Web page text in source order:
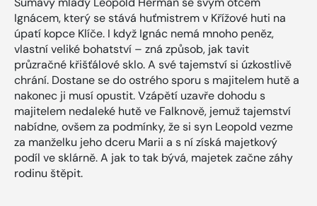
Ignácem, který se stává huťmistrem v Křížové huti na
úpatí kopce Klíče. I když Ignác nemá mnoho peněz,
vlastní veliké bohatství – zná způsob, jak tavit
průzračné křišťálové sklo. A své tajemství si úzkostlivě
chrání. Dostane se do ostrého sporu s majitelem hutě a
nakonec ji musí opustit. Vzápětí uzavře dohodu s
majitelem nedaleké hutě ve Falknově, jemuž tajemství
nabídne, ovšem za podmínky, že si syn Leopold vezme
za manželku jeho dceru Marii a s ní získá majetkový
podíl ve sklárně. A jak to tak bývá, majetek začne záhy
rodinu štěpit.